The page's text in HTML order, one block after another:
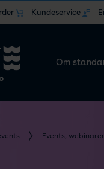
Kundeservice
Om
Events,